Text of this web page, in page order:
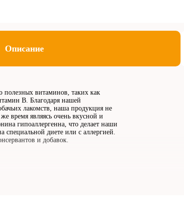
Описание
полезных витаминов, таких как
В. Благодаря нашей
лакомств, наша продукция не
время являясь очень вкусной и
гипоаллергенна, что делает наши
специальной диете или с аллергией.
и добавок.